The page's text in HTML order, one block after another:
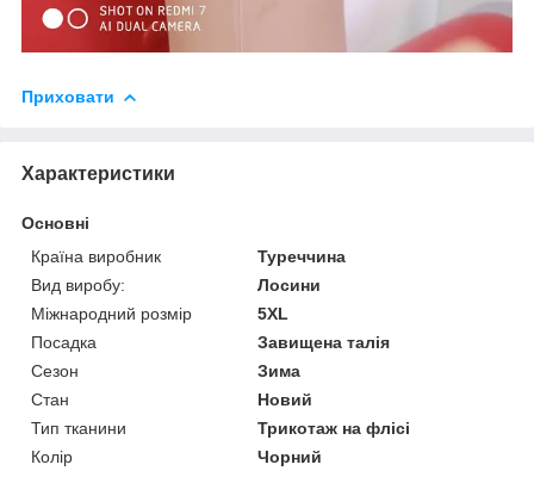
Приховати
Характеристики
Основні
Країна виробник
Туреччина
Вид виробу:
Лосини
Міжнародний розмір
5XL
Посадка
Завищена талія
Сезон
Зима
Стан
Новий
Тип тканини
Трикотаж на флісі
Колір
Чорний